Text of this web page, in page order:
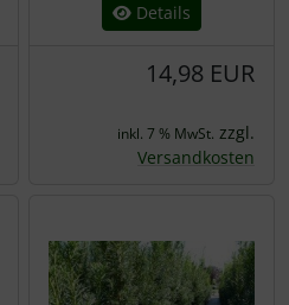
Details
14,98 EUR
inkl. 7 % MwSt. zzgl.
Versandkosten